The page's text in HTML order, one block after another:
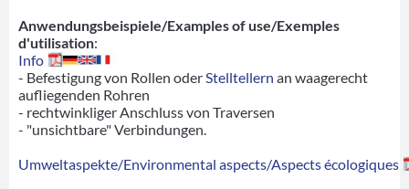
Anwendungsbeispiele/Examples of use/Exemples
d'utilisation:
Info
- Befestigung von Rollen oderStelltellern an waagerecht
aufliegenden Rohren
- rechtwinkliger Anschluss von Traversen
- "unsichtbare" Verbindungen.
Umweltaspekte/Environmental aspects/Aspects écologiques